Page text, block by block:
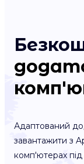
Адаптований
завантажити з
комп'ютерах